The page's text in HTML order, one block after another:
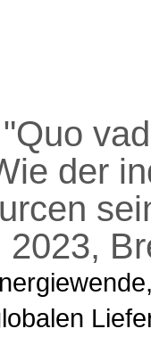
der